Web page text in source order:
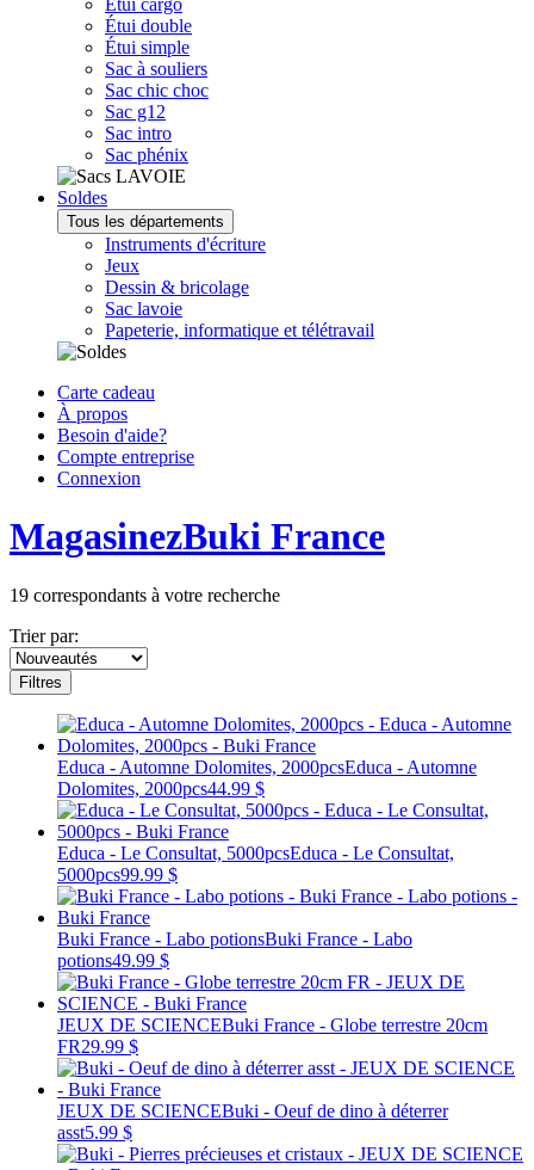
Étui cargo
Étui double
Étui simple
Sac à souliers
Sac chic choc
Sac g12
Sac intro
Sac phénix
Soldes
Tous les départements
Instruments d'écriture
Jeux
Dessin & bricolage
Sac lavoie
Papeterie, informatique et télétravail
Carte cadeau
À propos
Besoin d'aide?
Compte entreprise
Connexion
MagasinezBuki France
19 correspondants à votre recherche
Trier par:
Filtres
Educa - Automne Dolomites, 2000pcsEduca - Automne
Dolomites, 2000pcs44.99 $
Educa - Le Consultat, 5000pcsEduca - Le Consultat,
5000pcs99.99 $
Buki France - Labo potionsBuki France - Labo
potions49.99 $
JEUX DE SCIENCEBuki France - Globe terrestre 20cm
FR29.99 $
JEUX DE SCIENCEBuki - Oeuf de dino à déterrer
asst5.99 $